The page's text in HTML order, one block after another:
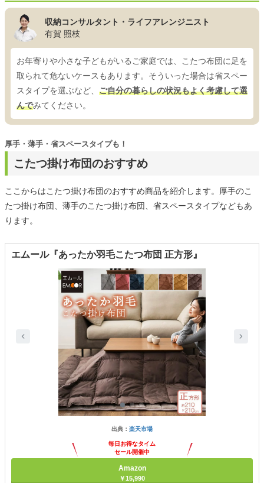
収納コンサルタント・ライフアレンジニスト
有賀 照枝
お年寄りや小さな子どもがいるご家庭では、こたつ布団に足を
取られて危ないケースもあります。そういった場合は省スペー
スタイプを選ぶなど、 ご自分の暮らしの状況もよく考慮して選
んでみてください。
こたつ掛け布団のおすすめ
厚手・薄手・省スペースタイプも！
ここからはこたつ掛け布団のおすすめ商品を紹介します。厚手のこ
たつ掛け布団、薄手のこたつ掛け布団、省スペースタイプなどもあ
ります。
エムール『あったか羽毛こたつ布団 正方形』
出典： 楽天市場
毎日お得なタイム
セール開催中
Amazon
￥15,990